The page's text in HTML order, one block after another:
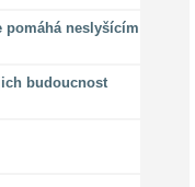
pomáhá neslyšícím
budoucnost